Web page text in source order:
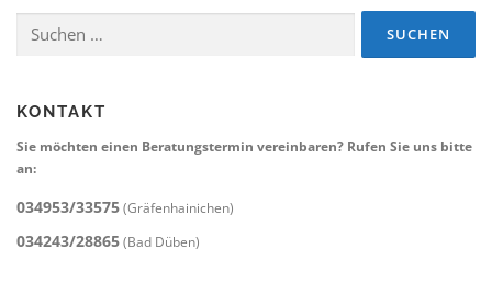
nach:
KONTAKT
Sie möchten einen Beratungstermin vereinbaren? Rufen Sie uns bitte
an:
034953/33575(Gräfenhainichen)
034243/28865(Bad Düben)